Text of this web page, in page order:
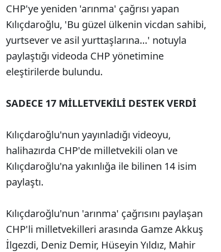
CHP'ye yeniden 'arınma' çağrısı yapan
Kılıçdaroğlu, 'Bu güzel ülkenin vicdan sahibi,
yurtsever ve asil yurttaşlarına…' notuyla
paylaştığı videoda CHP yönetimine
eleştirilerde bulundu.
SADECE 17 MİLLETVEKİLİ DESTEK VERDİ
Kılıçdaroğlu'nun yayınladığı videoyu,
halihazırda CHP'de milletvekili olan ve
Kılıçdaroğlu'na yakınlığa ile bilinen 14 isim
paylaştı.
Kılıçdaroğlu'nun 'arınma' çağrısını paylaşan
CHP'li milletvekilleri arasında Gamze Akkuş
İlgezdi, Deniz Demir, Hüseyin Yıldız, Mahir